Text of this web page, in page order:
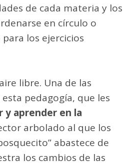
de cada materia y los
en círculo o
los ejercicios
libre. Una de las
pedagogía, que les
y aprender en la
arbolado al que los
abastece de
los cambios de las